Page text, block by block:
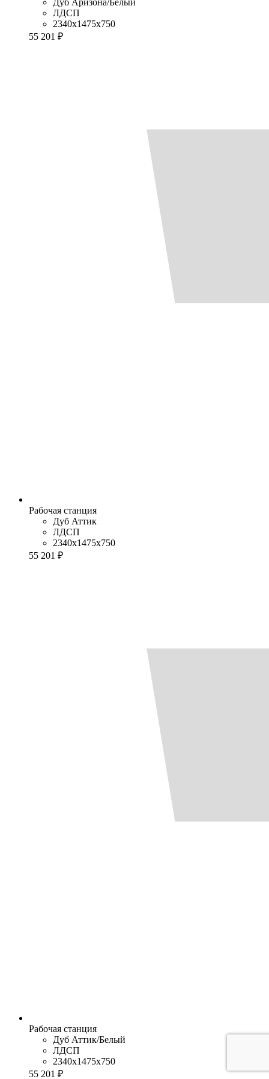
ЛДСП
2340x1475x750
55 201 ₽
Рабочая станция
Дуб Аттик
ЛДСП
2340x1475x750
55 201 ₽
Рабочая станция
Дуб Аттик/Белый
ЛДСП
2340x1475x750
55 201 ₽